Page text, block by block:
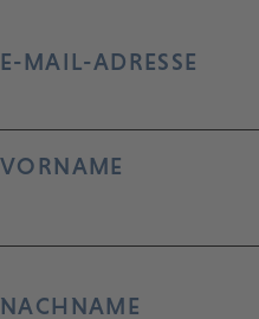
E-MAIL-ADRESSE
VORNAME
NACHNAME